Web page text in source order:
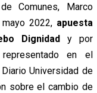
Comunes, Marco
2022, apuesta
Dignidad y por
en el
Universidad de
sobre el cambio de